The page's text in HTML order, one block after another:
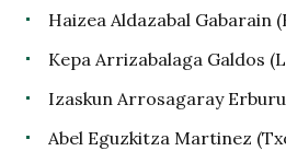
Haizea Aldazabal Gabarain
Kepa Arrizabalaga Galdos
Izaskun Arrosagaray
Abel Eguzkitza Martinez